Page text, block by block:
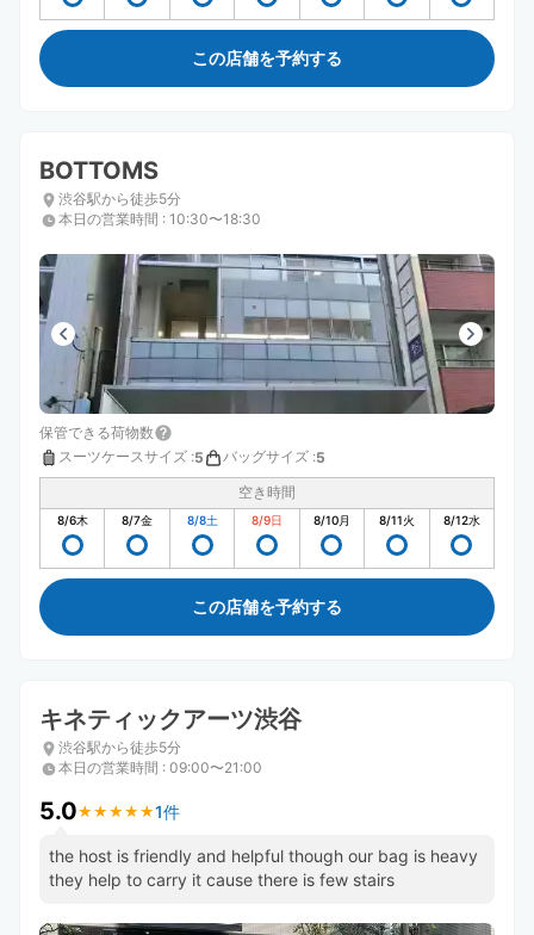
この店舗を予約する
BOTTOMS
渋谷駅から徒歩5分
本日の営業時間 : 10:30〜18:30
保管できる荷物数
スーツケースサイズ :5 バッグサイズ :5
空き時間
8/6木 8/7金 8/8土 8/9日 8/10月 8/11火 8/12水
この店舗を予約する
キネティックアーツ渋谷
渋谷駅から徒歩5分
本日の営業時間 : 09:00〜21:00
5.0★ ★ ★ ★ ★
★ ★ ★ ★ ★1件
the host is friendly and helpful though our bag is heavy
they help to carry it cause there is few stairs